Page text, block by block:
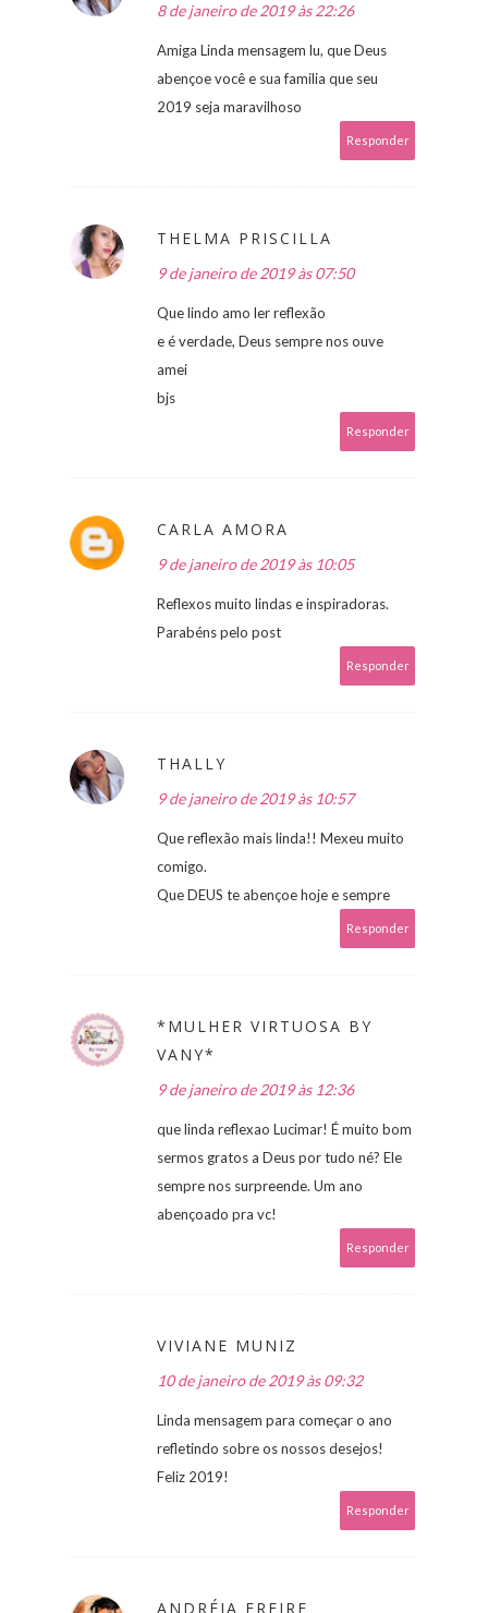
8 de janeiro de 2019 às 22:26
Amiga Linda mensagem lu, que Deus
abençoe você e sua familia que seu
2019 seja maravilhoso
Responder
THELMA PRISCILLA
9 de janeiro de 2019 às 07:50
Que lindo amo ler reflexão
e é verdade, Deus sempre nos ouve
amei
bjs
Responder
CARLA AMORA
9 de janeiro de 2019 às 10:05
Reflexos muito lindas e inspiradoras.
Parabéns pelo post
Responder
THALLY
9 de janeiro de 2019 às 10:57
Que reflexão mais linda!! Mexeu muito
comigo.
Que DEUS te abençoe hoje e sempre
Responder
*MULHER VIRTUOSA BY
VANY*
9 de janeiro de 2019 às 12:36
que linda reflexao Lucimar! É muito bom
sermos gratos a Deus por tudo né? Ele
sempre nos surpreende. Um ano
abençoado pra vc!
Responder
VIVIANE MUNIZ
10 de janeiro de 2019 às 09:32
Linda mensagem para começar o ano
refletindo sobre os nossos desejos!
Feliz 2019!
Responder
ANDRÉIA FREIRE